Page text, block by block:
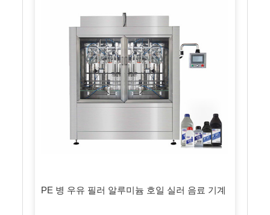
PE 병 우유 필러 알루미늄 호일 실러 음료 기계